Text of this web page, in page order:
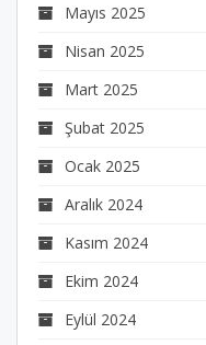
Mayıs 2025
Nisan 2025
Mart 2025
Şubat 2025
Ocak 2025
Aralık 2024
Kasım 2024
Ekim 2024
Eylül 2024